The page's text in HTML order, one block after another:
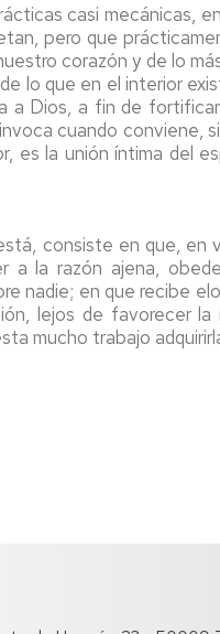
casi mecánicas,
pero que
corazón y de lo
lo que en el interior
a Dios, a fin de
cuando conviene,
es la unión íntima del
consiste en que, en
la razón ajena,
nadie; en que recibe
lejos de favorecer la
mucho trabajo